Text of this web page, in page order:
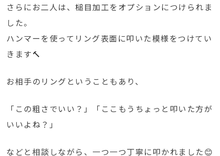
さらにお二人は、槌目加工をオプションにつけられま
した。
ハンマーを使ってリング表面に叩いた模様をつけてい
きます🔨
お相手のリングということもあり、
「この粗さでいい？」「ここもうちょっと叩いた方が
いいよね？」
などと相談しながら、一つ一つ丁寧に叩かれました😊